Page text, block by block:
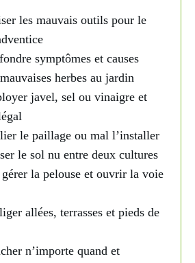
les mauvais outils pour le
symptômes et causes
herbes au jardin
javel, sel ou vinaigre et
le paillage ou mal l’installer
le sol nu entre deux cultures
la pelouse et ouvrir la voie
allées, terrasses et pieds de
n’importe quand et